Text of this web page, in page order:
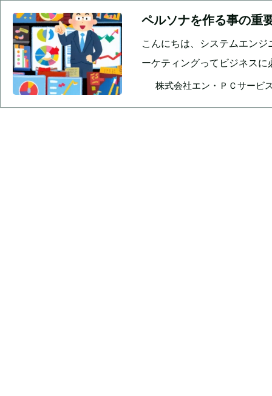
ペルソナを作る事の重
こんにちは、システムエン
ーケティングってビジネス
株式会社エン・ＰＣサービ